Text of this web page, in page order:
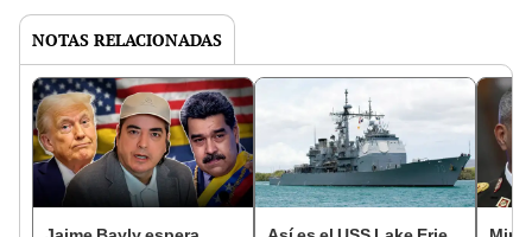
NOTAS RELACIONADAS